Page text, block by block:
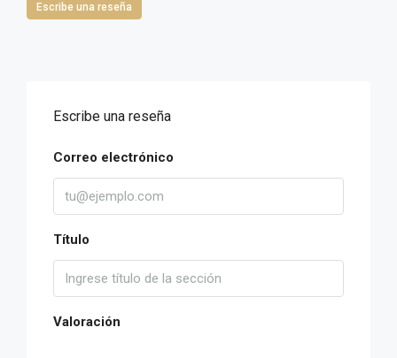
Escribe una reseña
Escribe una reseña
Correo electrónico
Título
Valoración